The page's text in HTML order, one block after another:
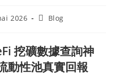
2026 Blog
挖礦數據查詢神
動性池真實回報